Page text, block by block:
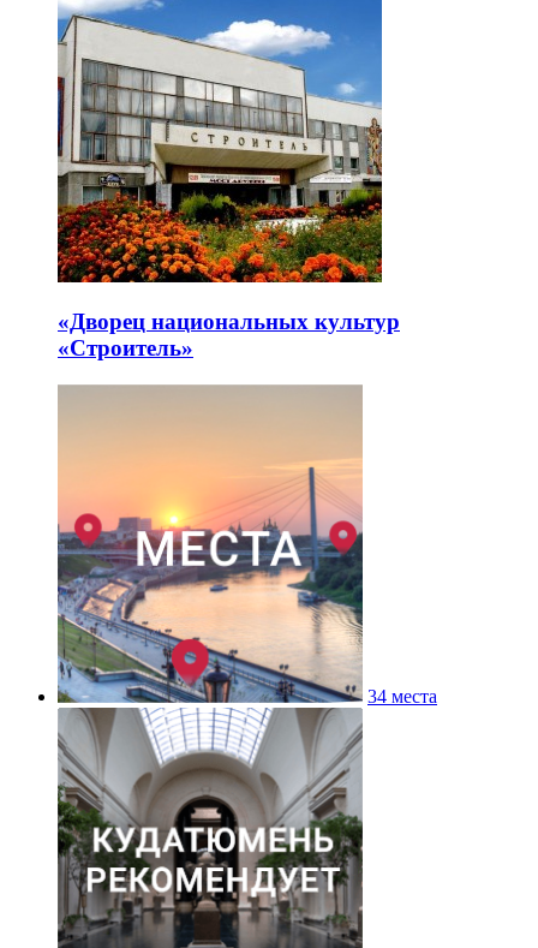
«Дворец национальных культур
«Строитель»
34 места